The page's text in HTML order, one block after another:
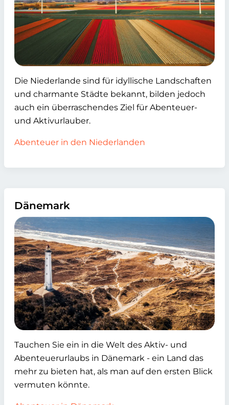
Die Niederlande sind für idyllische Landschaften
und charmante Städte bekannt, bilden jedoch
auch ein überraschendes Ziel für Abenteuer-
und Aktivurlauber.
Abenteuer in den Niederlanden
Dänemark
Tauchen Sie ein in die Welt des Aktiv- und
Abenteuerurlaubs in Dänemark - ein Land das
mehr zu bieten hat, als man auf den ersten Blick
vermuten könnte.